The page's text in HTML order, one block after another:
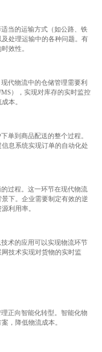
当的运输方式（如公路、铁
处理运输中的各种问题。有
效性。
代物流中的仓储管理需要利
），实现对库存的实时监控
本。
单到商品配送的整个过程。
息系统实现订单的自动化处
过程。这一环节在现代物流
下。企业需要制定有效的逆
利用率。
术的应用可以实现物流环节
技术实现对货物的实时监
正向智能化转型。智能化物
，降低物流成本。